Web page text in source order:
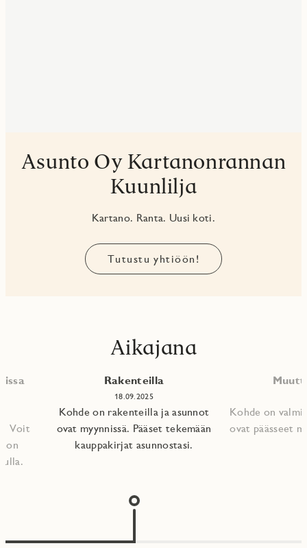
Asunto Oy Kartanonrannan
Kuunlilja
Kartano. Ranta. Uusi koti.
Tutustu yhtiöön!
Aikajana
Voit
Rakenteilla
18.09.2025
Kohde on rakenteilla ja asunnot
ovat myynnissä. Pääset tekemään
kauppakirjat asunnostasi.​
Kohde on
ovat päässeet